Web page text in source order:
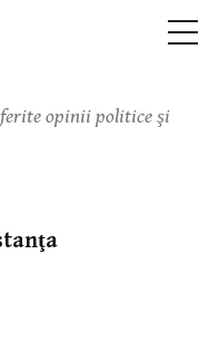
opinii politice şi